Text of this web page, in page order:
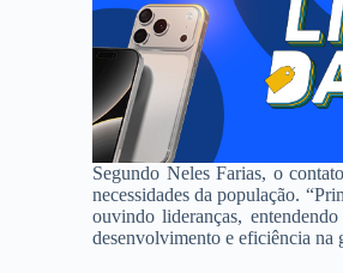
Segundo Neles Farias, o
necessidades da população.
ouvindo lideranças,
desenvolvimento e eficiência na